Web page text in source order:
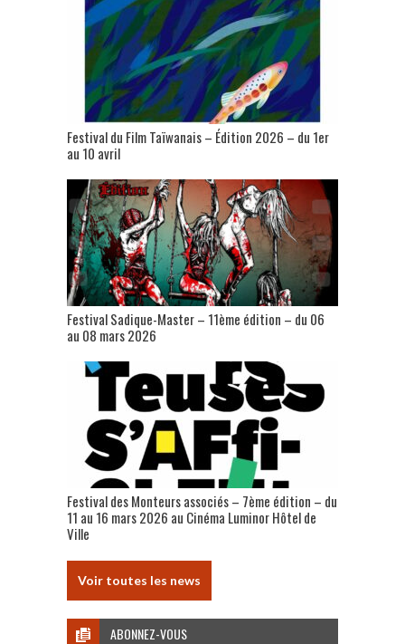
Festival du Film Taïwanais – Édition 2026 – du 1er
au 10 avril
Festival Sadique-Master – 11ème édition – du 06
au 08 mars 2026
Festival des Monteurs associés – 7ème édition – du
11 au 16 mars 2026 au Cinéma Luminor Hôtel de
Ville
Voir toutes les news
ABONNEZ-VOUS